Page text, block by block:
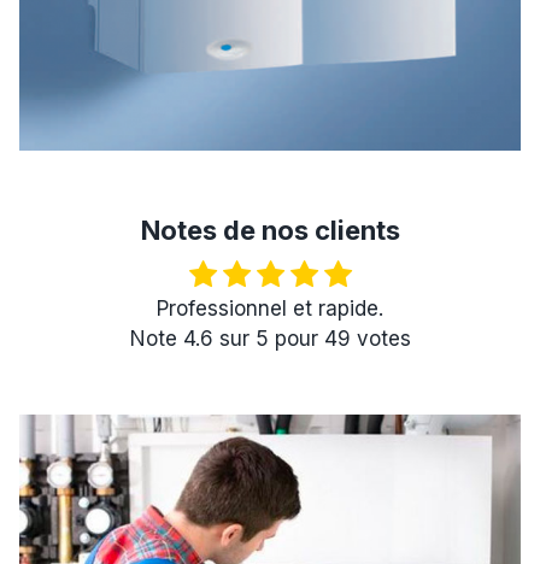
Notes de nos clients
Professionnel et rapide.
Note 4.6 sur 5 pour 49 votes